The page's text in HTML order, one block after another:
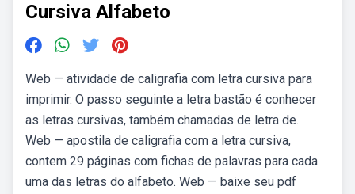
Cursiva Alfabeto
Web — atividade de caligrafia com letra cursiva para
imprimir. O passo seguinte a letra bastão é conhecer
as letras cursivas, também chamadas de letra de.
Web — apostila de caligrafia com a letra cursiva,
contem 29 páginas com fichas de palavras para cada
uma das letras do alfabeto. Web — baixe seu pdf